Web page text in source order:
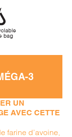
3
UN
AVEC CETTE
farine d’avoine,